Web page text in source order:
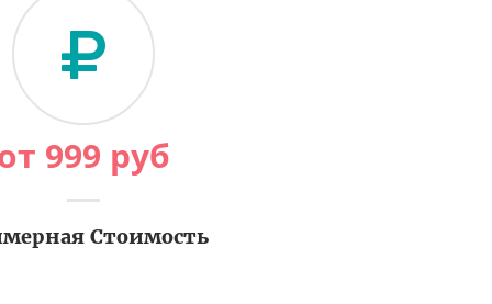
999 руб
Стоимость